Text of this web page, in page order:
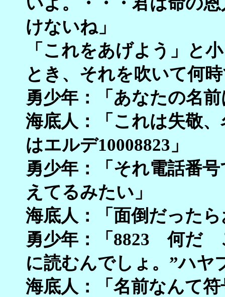
けないね」
「これをあげよう」と
とき、それを吹いて何
勇少年：「あなたの名
海底人：「これは失敬
はエルデ10008823」
勇少年：「それ電話番
えてるみたい」
海底人：「面倒だった
勇少年：「8823 何だ
に読むんでしょ。”ハヤ
海底人：「名前なんて